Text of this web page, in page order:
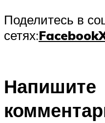
Поделитесь в
сетях:Facebook
Напишите